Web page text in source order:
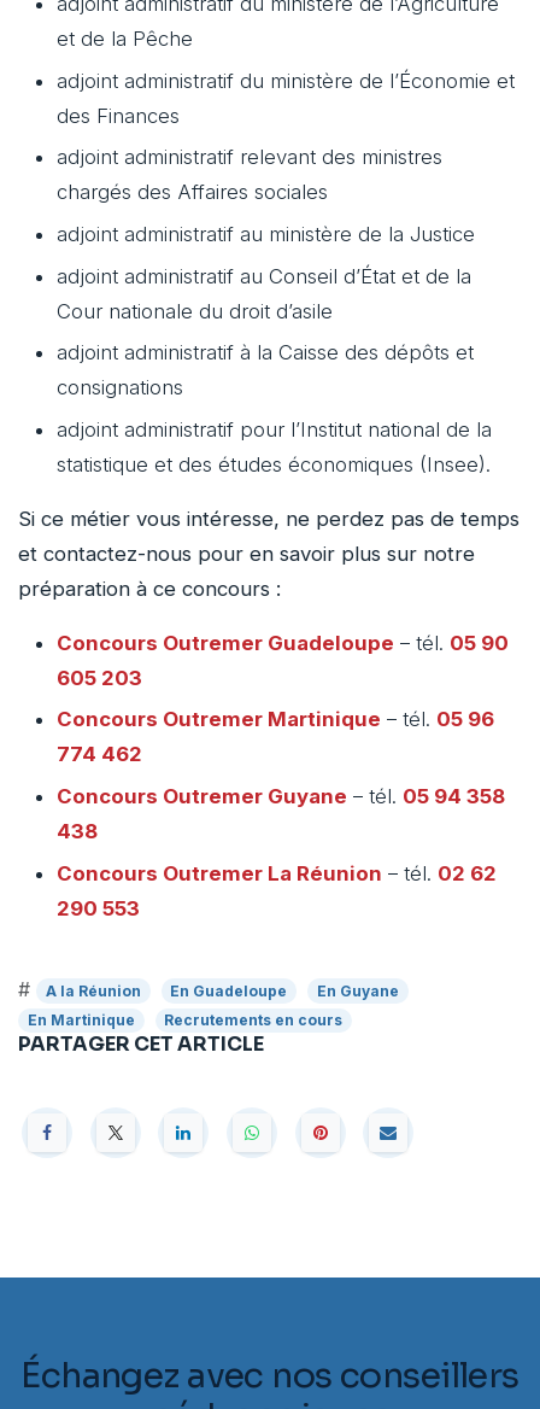
et de la Pêche
adjoint administratif du ministère de l’Économie et
des Finances
adjoint administratif relevant des ministres
chargés des Affaires sociales
adjoint administratif au ministère de la Justice
adjoint administratif au Conseil d’État et de la
Cour nationale du droit d’asile
adjoint administratif à la Caisse des dépôts et
consignations
adjoint administratif pour l’Institut national de la
statistique et des études économiques (Insee).
Si ce métier vous intéresse, ne perdez pas de temps
et contactez-nous pour en savoir plus sur notre
préparation à ce concours :
Concours Outremer Guadeloupe – tél. 05 90
605 203
Concours Outremer Martinique – tél. 05 96
774 462
Concours Outremer Guyane – tél. 05 94 358
438
Concours Outremer La Réunion – tél. 02 62
290 553
# A la Réunion En Guadeloupe
En Guyane
En Martinique
Recrutements en cours
PARTAGER CET ARTICLE
Échangez avec nos conseillers